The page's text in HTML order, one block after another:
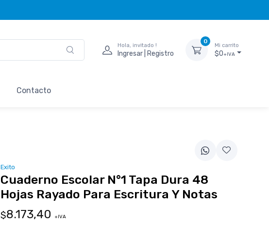
Hola, invitado !
Ingresar | Registro
0
Mi carrito
$0+IVA
Contacto
Exito
Cuaderno Escolar N°1 Tapa Dura 48
Hojas Rayado Para Escritura Y Notas
$8.173,40
+IVA